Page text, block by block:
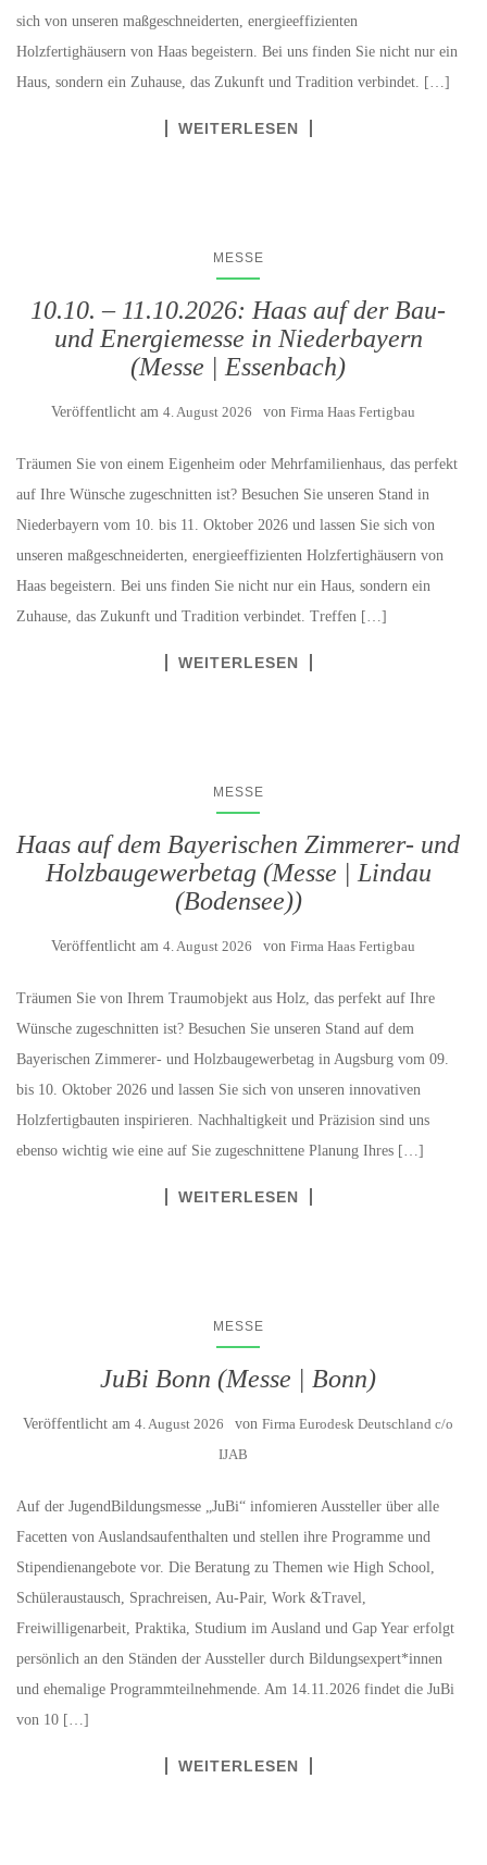
sich von unseren maßgeschneiderten, energieeffizienten
Holzfertighäusern von Haas begeistern. Bei uns finden Sie nicht nur ein
Haus, sondern ein Zuhause, das Zukunft und Tradition verbindet. […]
WEITERLESEN
MESSE
10.10. – 11.10.2026: Haas auf der Bau-
und Energiemesse in Niederbayern
(Messe | Essenbach)
Veröffentlicht am 4. August 2026 von Firma Haas Fertigbau
Träumen Sie von einem Eigenheim oder Mehrfamilienhaus, das perfekt
auf Ihre Wünsche zugeschnitten ist? Besuchen Sie unseren Stand in
Niederbayern vom 10. bis 11. Oktober 2026 und lassen Sie sich von
unseren maßgeschneiderten, energieeffizienten Holzfertighäusern von
Haas begeistern. Bei uns finden Sie nicht nur ein Haus, sondern ein
Zuhause, das Zukunft und Tradition verbindet. Treffen […]
WEITERLESEN
MESSE
Haas auf dem Bayerischen Zimmerer- und
Holzbaugewerbetag (Messe | Lindau
(Bodensee))
Veröffentlicht am 4. August 2026 von Firma Haas Fertigbau
Träumen Sie von Ihrem Traumobjekt aus Holz, das perfekt auf Ihre
Wünsche zugeschnitten ist? Besuchen Sie unseren Stand auf dem
Bayerischen Zimmerer- und Holzbaugewerbetag in Augsburg vom 09.
bis 10. Oktober 2026 und lassen Sie sich von unseren innovativen
Holzfertigbauten inspirieren. Nachhaltigkeit und Präzision sind uns
ebenso wichtig wie eine auf Sie zugeschnittene Planung Ihres […]
WEITERLESEN
MESSE
JuBi Bonn (Messe | Bonn)
Veröffentlicht am 4. August 2026 von Firma Eurodesk Deutschland c/o
IJAB
Auf der JugendBildungsmesse „JuBi“ infomieren Aussteller über alle
Facetten von Auslandsaufenthalten und stellen ihre Programme und
Stipendienangebote vor. Die Beratung zu Themen wie High School,
Schüleraustausch, Sprachreisen, Au-Pair, Work &Travel,
Freiwilligenarbeit, Praktika, Studium im Ausland und Gap Year erfolgt
persönlich an den Ständen der Aussteller durch Bildungsexpert*innen
und ehemalige Programmteilnehmende. Am 14.11.2026 findet die JuBi
von 10 […]
WEITERLESEN